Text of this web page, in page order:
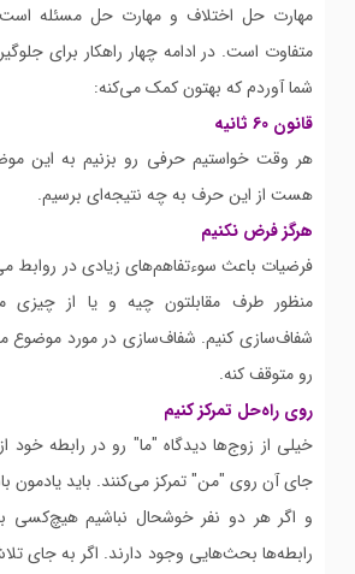
مهارت حل اختلاف و مهارت حل مسئله است
متفاوت است. در ادامه چهار راهکار برای
شما آوردم که بهتون کمک می‌کنه:
قانون 60 ثانیه
هر وقت خواستیم حرفی رو بزنیم به این
هست از این حرف به چه نتیجه‌ای برسیم.
هرگز فرض نکنیم
فرضیات باعث سوءتفاهم‌های زیادی در روابط
منظور طرف مقابلتون چیه و یا از چیزی
شفاف‌سازی کنیم. شفاف‌سازی در مورد موضوع
رو متوقف کنه.
روی راه‌حل تمرکز کنیم
خیلی از زوج‌ها دیدگاه "ما" رو در رابطه
جای آن روی "من" تمرکز می‌کنند. باید یادمون
و اگر هر دو نفر خوشحال نباشیم هیچ‌کسی
رابطه‌ها بحث‌هایی وجود دارند. اگر به جای